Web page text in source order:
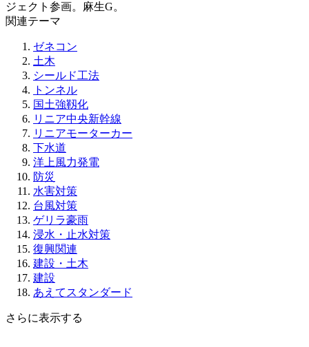
ジェクト参画。麻生G。
関連テーマ
ゼネコン
土木
シールド工法
トンネル
国土強靱化
リニア中央新幹線
リニアモーターカー
下水道
洋上風力発電
防災
水害対策
台風対策
ゲリラ豪雨
浸水・止水対策
復興関連
建設・土木
建設
あえてスタンダード
さらに表示する